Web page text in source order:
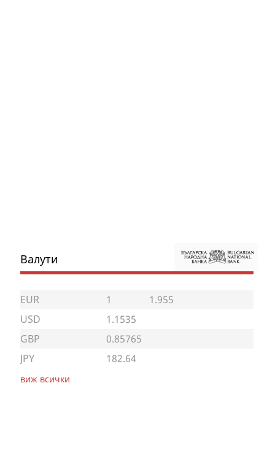
Валути
EUR 1
1.955
USD
1.1535
GBP
0.85765
JPY
182.64
виж всички